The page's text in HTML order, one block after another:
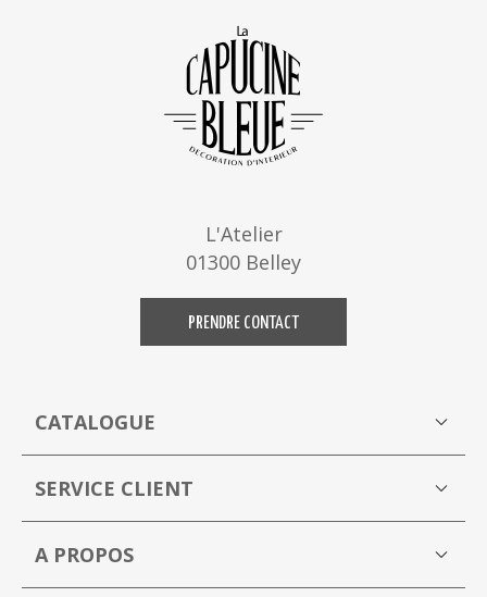
CATALOGUE
Boutique
SERVICE CLIENT
Mon compte
A PROPOS
L'Atelier
01300 Belley
PRENDRE CONTACT